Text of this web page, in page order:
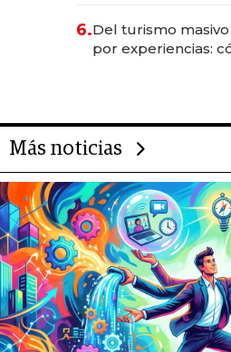
transformadoras
6.Del turismo masivo
por experiencias:
Más noticias